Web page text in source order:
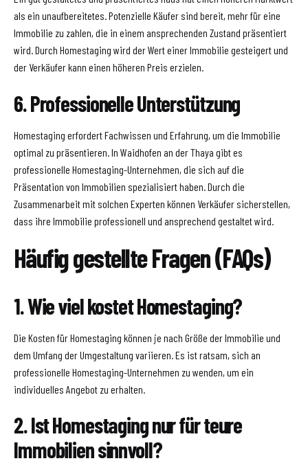
als ein unaufbereitetes. Potenzielle Käufer sind bereit, mehr für eine
Immobilie zu zahlen, die in einem ansprechenden Zustand präsentiert
wird. Durch Homestaging wird der Wert einer Immobilie gesteigert und
der Verkäufer kann einen höheren Preis erzielen.
6. Professionelle Unterstützung
Homestaging erfordert Fachwissen und Erfahrung, um die Immobilie
optimal zu präsentieren. In Waidhofen an der Thaya gibt es
professionelle Homestaging-Unternehmen, die sich auf die
Präsentation von Immobilien spezialisiert haben. Durch die
Zusammenarbeit mit solchen Experten können Verkäufer sicherstellen,
dass ihre Immobilie professionell und ansprechend gestaltet wird.
Häufig gestellte Fragen (FAQs)
1. Wie viel kostet Homestaging?
Die Kosten für Homestaging können je nach Größe der Immobilie und
dem Umfang der Umgestaltung variieren. Es ist ratsam, sich an
professionelle Homestaging-Unternehmen zu wenden, um ein
individuelles Angebot zu erhalten.
2. Ist Homestaging nur für teure
Immobilien sinnvoll?